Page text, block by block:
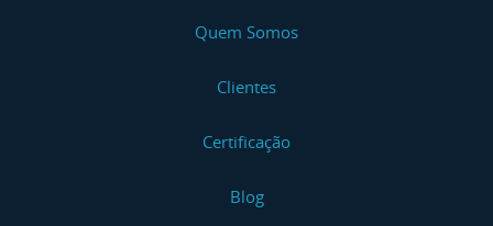
Quem Somos
Clientes
Certificação
Blog